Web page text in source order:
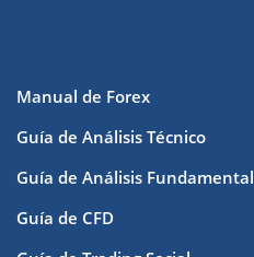
Manual de Forex
Guía de Análisis Técnico
Guía de Análisis Fundamental
Guía de CFD